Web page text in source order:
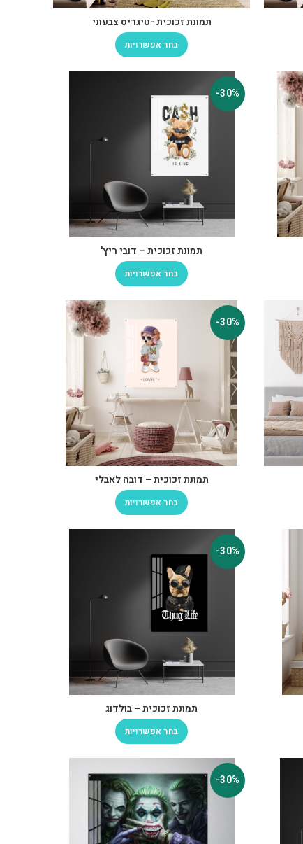
תמונת זכוכית -טיגריס צבעוני
בחר אפשרויות
-30%
תמונת זכוכית – דובי ריץ'
בחר אפשרויות
-30%
תמונת זכוכית – דובה לאבלי
בחר אפשרויות
-30%
תמונת זכוכית – בולדוג
בחר אפשרויות
-30%